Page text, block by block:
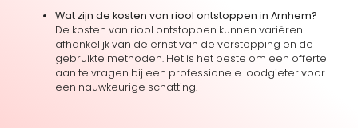
Wat zijn de kosten van riool ontstoppen in Arnhem?
De kosten van riool ontstoppen kunnen variëren
afhankelijk van de ernst van de verstopping en de
gebruikte methoden. Het is het beste om een offerte
aan te vragen bij een professionele loodgieter voor
een nauwkeurige schatting.